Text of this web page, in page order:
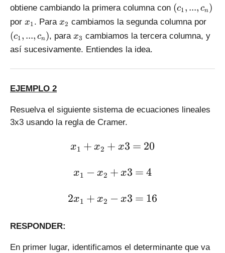
obtiene cambiando la primera columna con (
c
1
n
(c1, ..., cn)
por x
x1. Para x
_
x2 cambiamos la segunda columna por
c
_
_
(c1, ..., cn), parax
_
x3 cambiamos la tercera columna, y
así sucesivamente. Entiendes la idea.
EJEMPLO 2
Resuelva el siguiente sistema de ecuaciones lineales
3x3 usando la regla de Cramer.
\large x_1 + x_2 + x3 =
x1 + x2 + x3 = 20
\large x_1 - x_2 + x3 = 4
x1 − x2 + x3 = 4
\large 2x_1 + x_2 - x3 =
2x1 + x2 − x3 = 16
RESPONDER:
En primer lugar, identificamos el determinante que va